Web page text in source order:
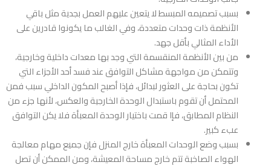
بسبب تصميمه المبسط لا يتعين عليهم العمل بجدية مثل باقي
الأنظمة ذات وحدات متعددة، وفي الغالب ما يكونوا قادرين على
الأداء المثالي بأقل جهد.
من بين الأنظمة المنقسمة التي وجد بها معدات داخلية وخارجية،
وتتمكن من مواجهة مشاكل التوافق عند فسد أحد الأجزاء التي
تكون بحاجة على العثور لبدائل، فإذا أصبح المكون الداخلي سبب فمن
المحتمل أن تقوم باستبدال الوحدة الخارجية والعكس، لأنها جزء من
النظام المطابق، فإا قمت باختيار الوحدة المعبأة فلا يكن التوافق
عبء كبير.
بسبب وضع الوحدات المعبأة خارج المنزل فإن جميع مهام معالجة
الهواء الصاخبة تتم خارج مساحة المعيشة، ومن الممكن أن تصل